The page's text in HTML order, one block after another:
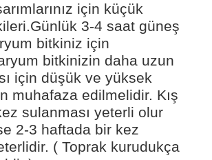
için küçük
3-4 saat güneş
bitkiniz için
bitkinizin daha uzun
için düşük ve yüksek
muhafaza edilmelidir. Kış
sulanması yeterli olur
2-3 haftada bir kez
( Toprak kurudukça